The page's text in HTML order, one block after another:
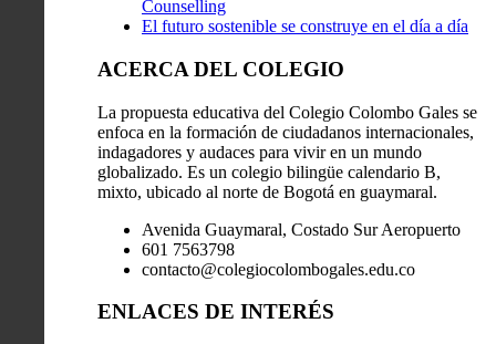
Counselling
El futuro sostenible se construye en el día a día
ACERCA DEL COLEGIO
La propuesta educativa del Colegio Colombo Gales se
enfoca en la formación de ciudadanos internacionales,
indagadores y audaces para vivir en un mundo
globalizado. Es un colegio bilingüe calendario B,
mixto, ubicado al norte de Bogotá en guaymaral.
Avenida Guaymaral, Costado Sur Aeropuerto
601 7563798
contacto@colegiocolombogales.edu.co
ENLACES DE INTERÉS